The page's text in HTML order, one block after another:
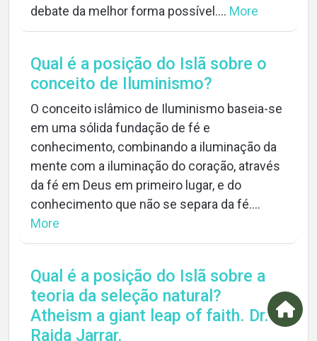
debate da melhor forma possível.... More
Qual é a posição do Islã sobre o
conceito de Iluminismo?
O conceito islâmico de Iluminismo baseia-se
em uma sólida fundação de fé e
conhecimento, combinando a iluminação da
mente com a iluminação do coração, através
da fé em Deus em primeiro lugar, e do
conhecimento que não se separa da fé....
More
Qual é a posição do Islã sobre a
teoria da seleção natural?
Atheism a giant leap of faith. Dr.
Raida Jarrar.